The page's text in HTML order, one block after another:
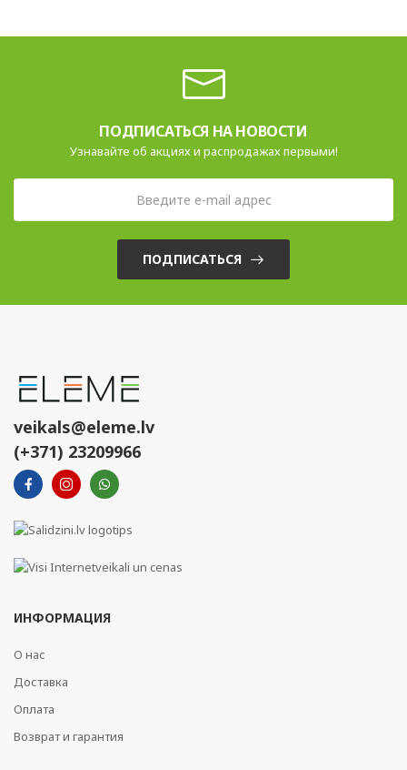
ПОДПИСАТЬСЯ НА НОВОСТИ
Узнавайте об акциях и распродажах первыми!
ПОДПИСАТЬСЯ
veikals@eleme.lv
(+371) 23209966
ИНФОРМАЦИЯ
О нас
Доставка
Оплата
Возврат и гарантия